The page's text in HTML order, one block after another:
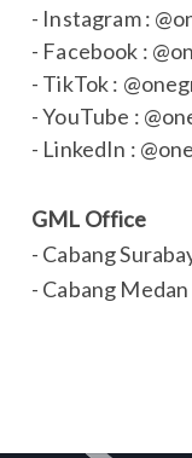
- Instagram :
- Facebook :
- TikTok :
- YouTube :
- LinkedIn :
GML Office
- Cabang
- Cabang